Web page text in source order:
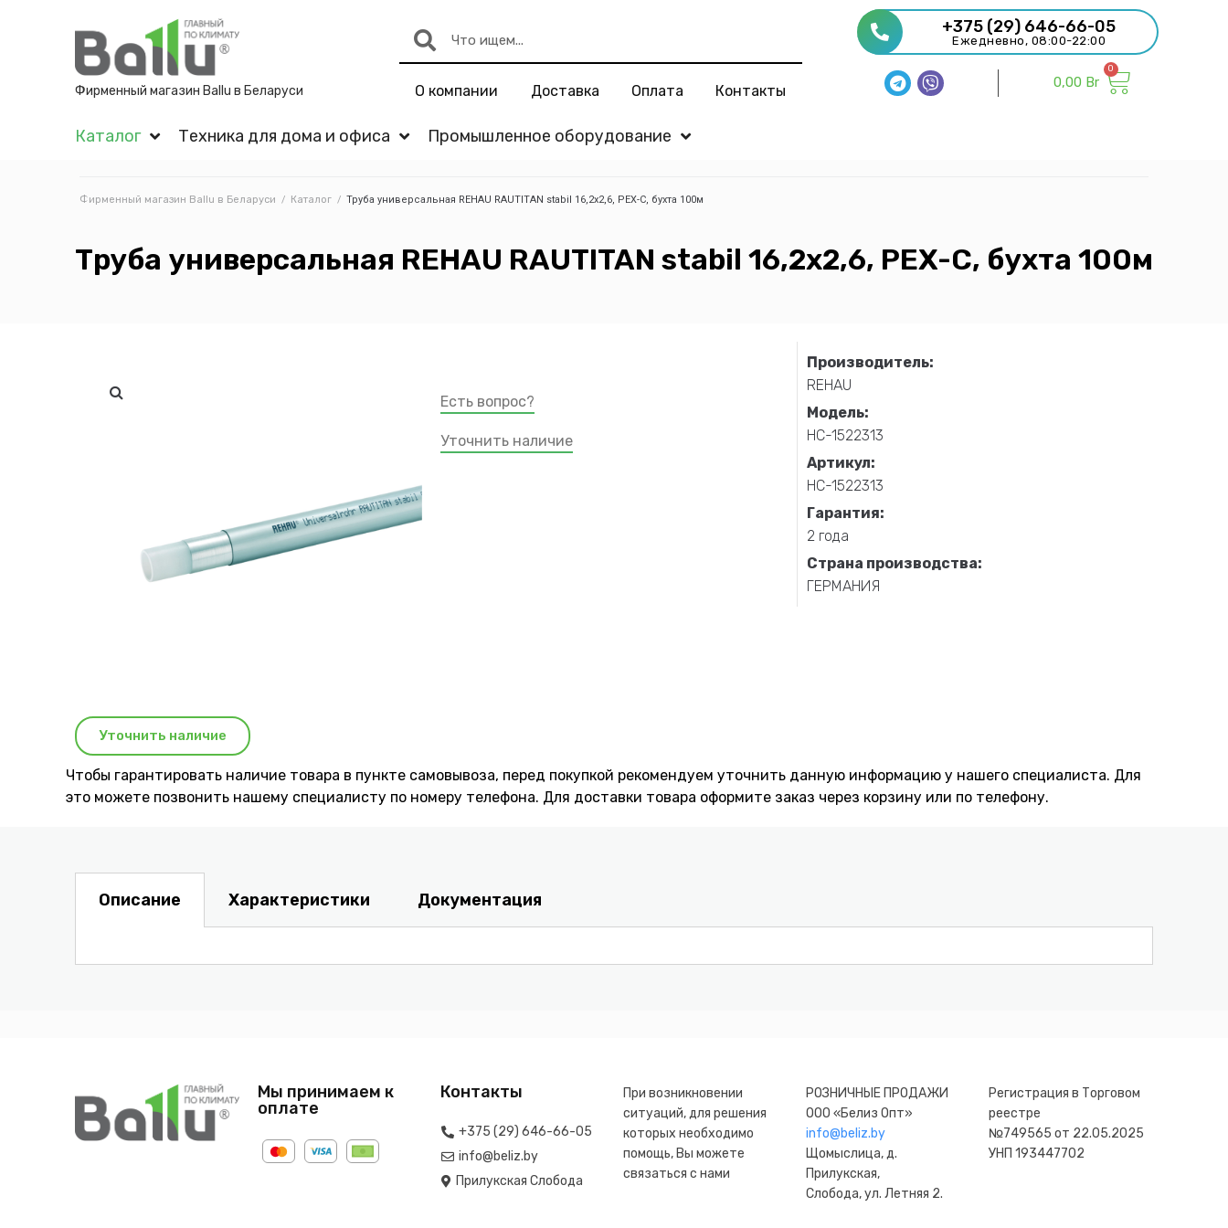
Фирменный магазин Ballu в Беларуси О компании Доставка Оплата Контакты
+375 (29) 646-66-05
Ежедневно, 08:00-22:00
0,00 Br
Каталог Техника для дома и офиса Промышленное оборудование
Фирменный магазин Ballu в Беларуси / Каталог / Труба универсальная REHAU RAUTITAN stabil 16,2х2,6, PEX-C, бухта 100м
Труба универсальная REHAU RAUTITAN stabil 16,2х2,6, PEX-C, бухта 100м
Уточнить наличие
Есть вопрос?
Уточнить наличие
Производитель:
REHAU
Модель:
НС-1522313
Артикул:
НС-1522313
Гарантия:
2 года
Страна производства:
ГЕРМАНИЯ
Чтобы гарантировать наличие товара в пункте самовывоза, перед покупкой рекомендуем уточнить данную информацию у нашего специалиста. Для
это можете позвонить нашему специaлисту по номеру телефона. Для доставки товара оформите заказ через корзину или по телефону.
Описание Характеристики Документация
Мы принимаем к
оплате
Контакты
+375 (29) 646-66-05
info@beliz.by
Прилукская Слобода
При возникновении
ситуаций, для решения
которых необходимо
помощь, Вы можете
связаться с нами
РОЗНИЧНЫЕ ПРОДАЖИ
ООО «Белиз Опт»
info@beliz.by
Щомыслица, д.
Прилукская,
Слобода, ул. Летняя 2.
Регистрация в Торговом
реестре
№749565 от 22.05.2025
УНП 193447702